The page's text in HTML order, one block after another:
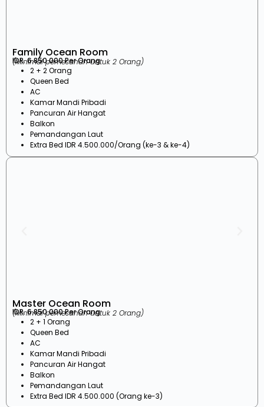
Family Ocean Room
IDR. 6.850.000 Per Orang
(Minimal pemesanan untuk 2 Orang)
2 + 2 Orang
Queen Bed
AC
Kamar Mandi Pribadi
Pancuran Air Hangat
Balkon
Pemandangan Laut
Extra Bed IDR 4.500.000/Orang (ke-3 & ke-4)
Master Ocean Room
IDR. 6.850.000 Per Orang
(Minimal pemesanan untuk 2 Orang)
2 + 1 Orang
Queen Bed
AC
Kamar Mandi Pribadi
Pancuran Air Hangat
Balkon
Pemandangan Laut
Extra Bed IDR 4.500.000 (Orang ke-3)